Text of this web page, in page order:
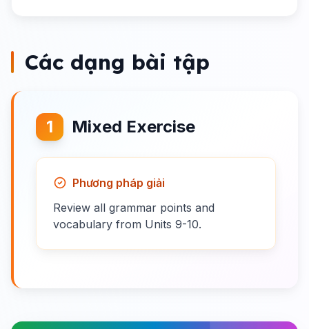
Các dạng bài tập
1 Mixed Exercise
Phương pháp giải
Review all grammar points and
vocabulary from Units 9-10.